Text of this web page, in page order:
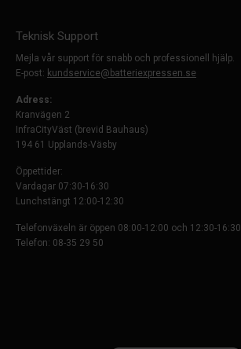
Teknisk Support
Mejla vår support för snabb och professionell hjälp.
E-post: kundservice@batteriexpressen.se
Adress:
Kranvägen 2
InfraCityVäst (brevid Bauhaus)
194 61 Upplands-Väsby
Öppettider:
Vardagar 07:30-16:30
Lunchstängt 12:00-12:30
Telefonväxeln är öppen 08:00-12:00 och 12:30-16:30
Telefon: 08-35 29 50